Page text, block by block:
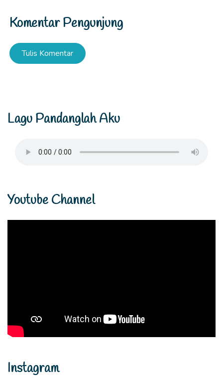
Komentar Pengunjung
Tulis Komentar
Lagu Pandanglah Aku
Youtube Channel
Instagram